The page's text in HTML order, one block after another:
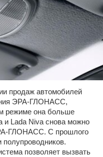
продаж автомобилей
ЭРА-ГЛОНАСС,
режиме она больше
и Lada Niva снова можно
ГЛОНАСС. С прошлого
полупроводников.
позволяет вызвать